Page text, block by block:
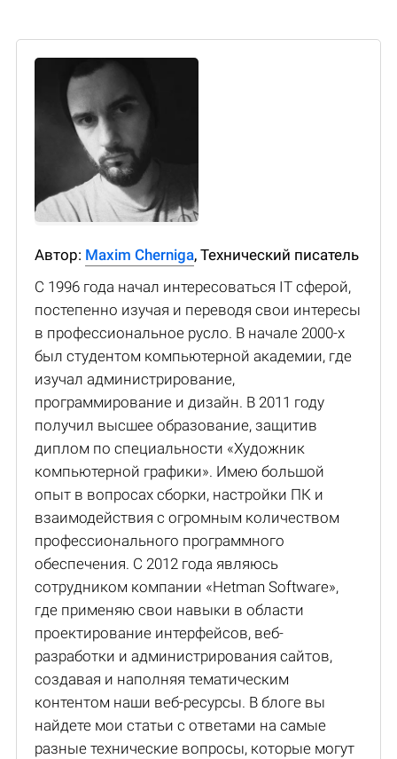
Автор: Maxim Cherniga, Технический писатель
С 1996 года начал интересоваться IT сферой,
постепенно изучая и переводя свои интересы
в профессиональное русло. В начале 2000-х
был студентом компьютерной академии, где
изучал администрирование,
программирование и дизайн. В 2011 году
получил высшее образование, защитив
диплом по специальности «Художник
компьютерной графики». Имею большой
опыт в вопросах сборки, настройки ПК и
взаимодействия с огромным количеством
профессионального программного
обеспечения. С 2012 года являюсь
сотрудником компании «Hetman Software»,
где применяю свои навыки в области
проектирование интерфейсов, веб-
разработки и администрирования сайтов,
создавая и наполняя тематическим
контентом наши веб-ресурсы. В блоге вы
найдете мои статьи с ответами на самые
разные технические вопросы, которые могут